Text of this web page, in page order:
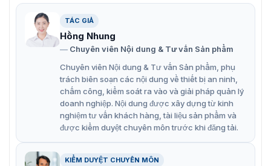
Điều chỉnh pha tự động/thủ công để xử lý hiệu quả
các loại nhiễu khác nhau.
Âm lượng và âm báo thức đều có thể điều chỉnh
Tích hợp đèn nền LED 5 màu.
Hỗ trợ cảnh báo thẻ quá gần.
Ăng-ten chính và ăng-ten bản sao đều là bộ thu
TR.
TÁC GIẢ
Hồng Nhung
Chuyên viên Nội dung & Tư vấn Sản phẩm
Chuyên viên Nội dung & Tư vấn Sản phẩm, phụ
trách biên soạn các nội dung về thiết bị an ninh,
chấm công, kiểm soát ra vào và giải pháp quản lý
doanh nghiệp. Nội dung được xây dựng từ kinh
nghiệm tư vấn khách hàng, tài liệu sản phẩm và
được kiểm duyệt chuyên môn trước khi đăng tải.
KIỂM DUYỆT CHUYÊN MÔN